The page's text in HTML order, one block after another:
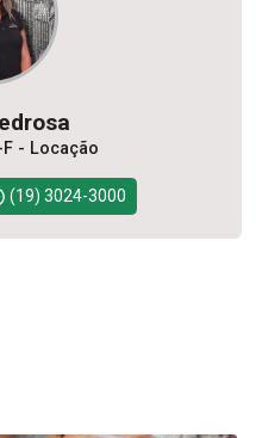
F - Locação
(19) 3024-3000